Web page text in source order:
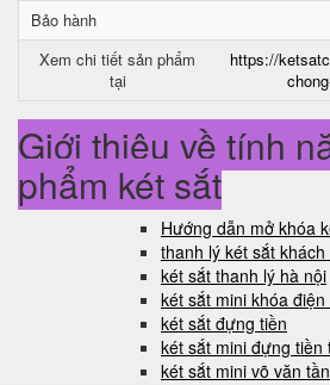
Bảo hành
Xem chi tiết sản phẩm
tại
https://
Giới thiệu về tính
phẩm két sắt
Hướng dẫn mở khóa
thanh lý két sắt
két sắt thanh lý hà nội
két sắt mini khóa
két sắt đựng tiền
két sắt mini đựng tiền
két sắt mini võ văn tần